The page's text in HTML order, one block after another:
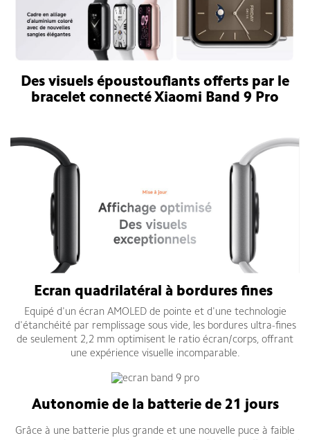
Des visuels époustouflants offerts par le
bracelet connecté Xiaomi Band 9 Pro
Ecran quadrilatéral à bordures fines
Equipé d'un écran AMOLED de pointe et d'une technologie
d'étanchéité par remplissage sous vide, les bordures ultra-fines
de seulement 2,2 mm optimisent le ratio écran/corps, offrant
une expérience visuelle incomparable.
Autonomie de la batterie de 21 jours
Grâce à une batterie plus grande et une nouvelle puce à faible